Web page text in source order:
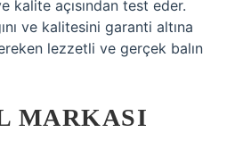
kalite açısından test eder.
ve kalitesini garanti altına
lezzetli ve gerçek balın
MARKASI